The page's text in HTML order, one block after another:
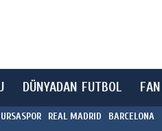
DÜNYADAN FUTBOL
REAL MADRID BARCELONA